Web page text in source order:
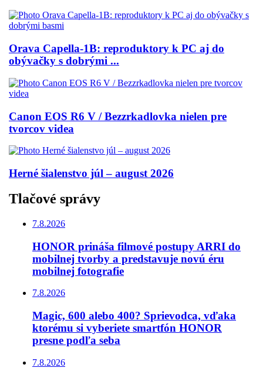
Orava Capella-1B: reproduktory k PC aj do
obývačky s dobrými ...
Canon EOS R6 V / Bezzrkadlovka nielen pre
tvorcov videa
Herné šialenstvo júl – august 2026
Tlačové správy
7.8.2026
HONOR prináša filmové postupy ARRI do
mobilnej tvorby a predstavuje novú éru
mobilnej fotografie
7.8.2026
Magic, 600 alebo 400? Sprievodca, vďaka
ktorému si vyberiete smartfón HONOR
presne podľa seba
7.8.2026